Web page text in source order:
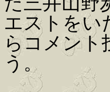
エストをい
らコメント
う。